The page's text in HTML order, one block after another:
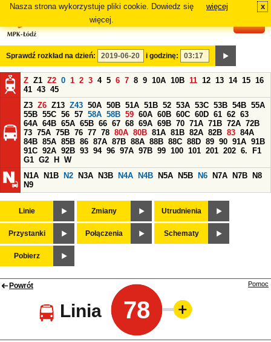
Nasza strona wykorzystuje pliki cookie. Dowiedz się
więcej.
więcej x
Sprawdź rozkład na dzień: i godzinę:
Z Z1 Z2 0 1 2 3 4 5 6 7 8 9 10A 10B 11 12 13 14 15 16
41 43 45
Z3 Z6 Z13 Z43 50A 50B 51A 51B 52 53A 53C 53B 54B 55A
55B 55C 56 57 58A 58B 59 60A 60B 60C 60D 61 62 63
64A 64B 65A 65B 66 67 68 69A 69B 70 71A 71B 72A 72B
73 75A 75B 76 77 78 80A 80B 81A 81B 82A 82B 83 84A
84B 85A 85B 86 87A 87B 88A 88B 88C 88D 89 90 91A 91B
91C 92A 92B 93 94 96 97A 97B 99 100 101 201 202 6.
F1
G1 G2 H
W
N1A
N1B N2 N3A N3B N4A N4B N5A N5B N6 N7A N7B
N8
N9
Linie Zmiany Utrudnienia
Przystanki Połączenia Schematy
Pobierz
Powrót
Linia 78
Pomoc